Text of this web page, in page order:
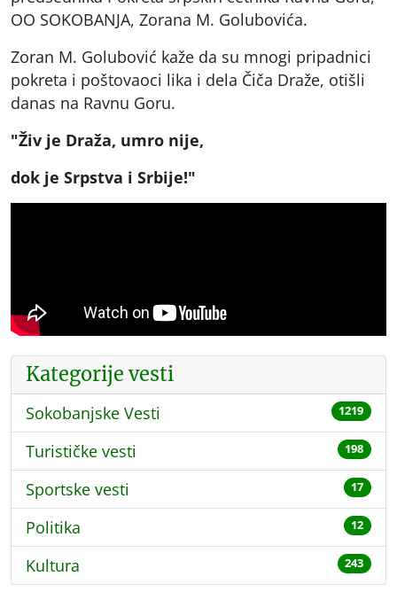
OO SOKOBANJA, Zorana M. Golubovića.
Zoran M. Golubović kaže da su mnogi pripadnici
pokreta i poštovaoci lika i dela Čiča Draže, otišli
danas na Ravnu Goru.
"Živ je Draža, umro nije,
dok je Srpstva i Srbije!"
Kategorije vesti
Sokobanjske Vesti 1219
Turističke vesti 198
Sportske vesti 17
Politika 12
Kultura 243